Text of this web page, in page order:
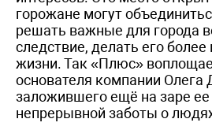
горожане могут
решать важные для города
следствие, делать его
жизни. Так «Плюс»
основателя компании Олега
заложившего ещё на заре
непрерывной заботы о